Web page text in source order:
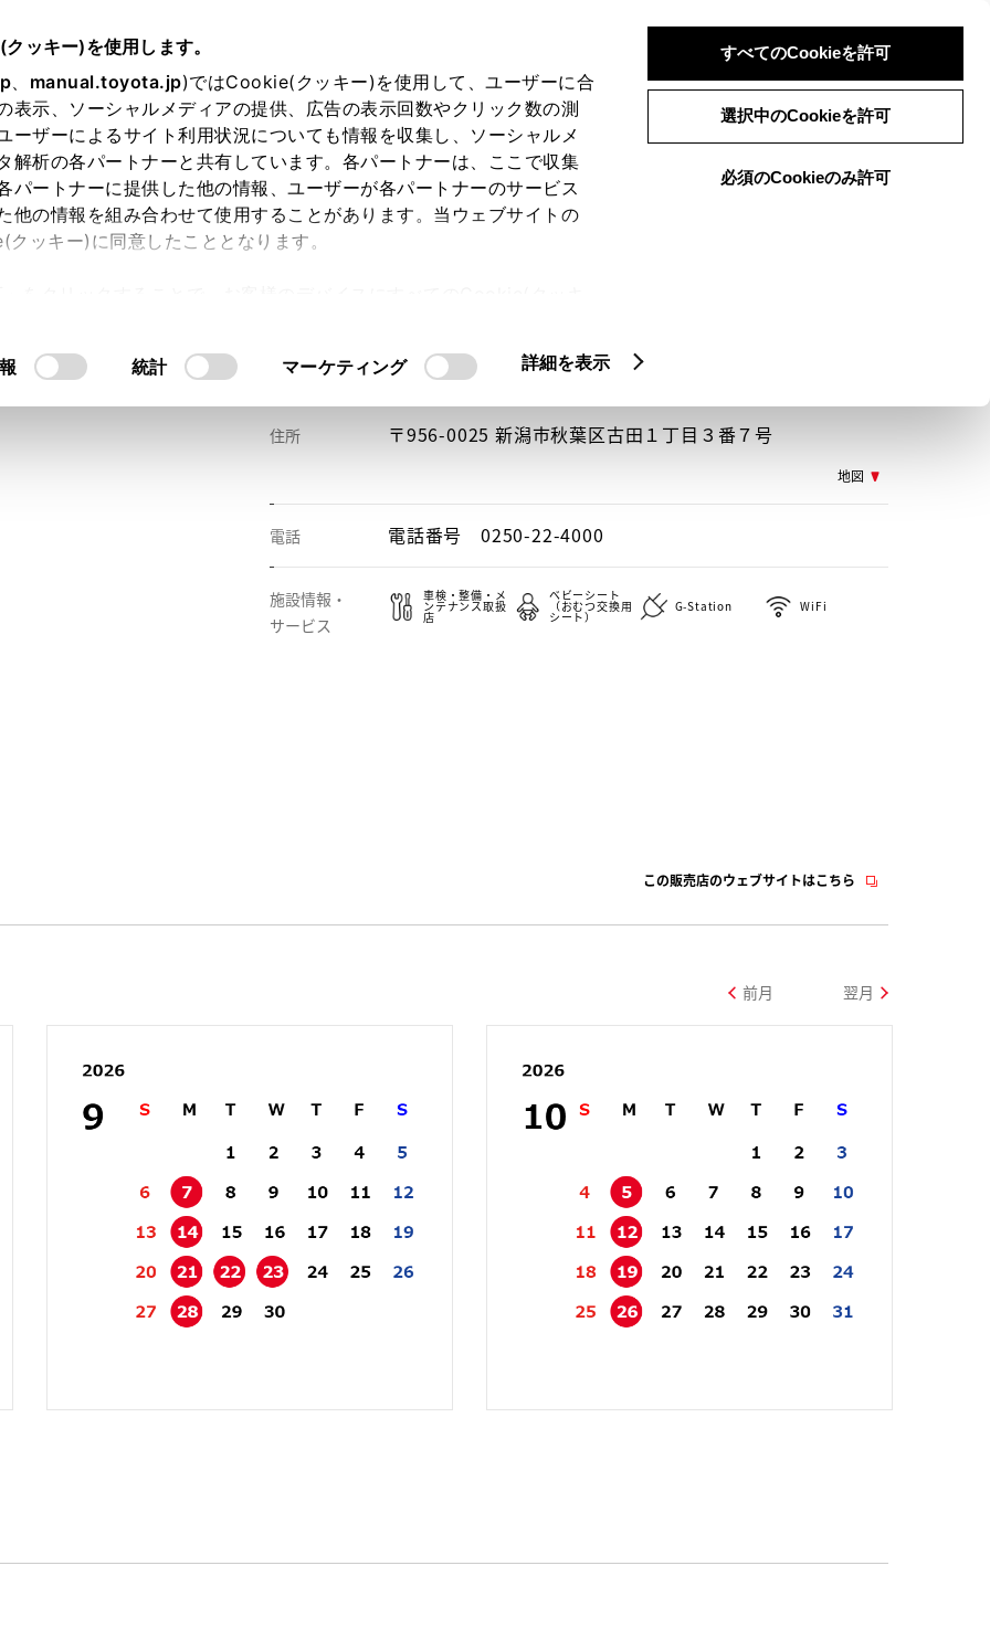
ッキー)を使用します。
、 manual.toyota.jp)ではCookie(クッキー)を使用して、ユーザーに合
表示、ソーシャルメディアの提供、広告の表示回数やクリック数の測
ーザーによるサイト利用状況についても情報を収集し、ソーシャルメ
解析の各パートナーと共有しています。各パートナーは、ここで収集
パートナーに提供した他の情報、ユーザーが各パートナーのサービス
他の情報を組み合わせて使用することがあります。当ウェブサイトの
ッキー)に同意したこととなります。
統計 マーケティング 詳細を表示
すべてのCookieを許可
選択中のCookieを許可
必須のCookieのみ許可
ログイン 検索 メニュー
メニュー
方 オンライン購入 お気に入り
住所 〒956-0025 新潟市秋葉区古田１丁目３番７号
地図
電話 電話番号 0250-22-4000
施設情報・
サービス
車検・整備・メ
ンテナンス取扱
店
ベビーシート
（おむつ交換用
シート）
G-Station WiFi
この販売店のウェブサイトはこちら
前月 翌月